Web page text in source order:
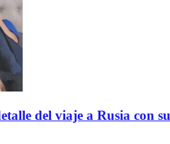
del viaje a Rusia con